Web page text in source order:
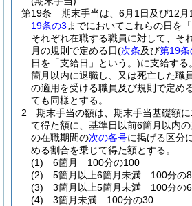
第19条
期末手当は、6月1日及び12月
19条の3 までにおいてこれらの日を
それぞれ在職する職員に対して、そ
月の規則で定める日(次条及び第19条
日を「支給日」という。)に支給する。
箇月以内に退職し、又は死亡した職
の適用を受ける職員及び規則で定め
ても同様とする。
2
期末手当の額は、期末手当基礎額
て得た額に、基準日以前6箇月以内
の在職期間の次の各号に掲げる区分
める割合を乗じて得た額とする。
(1)
6箇月 100分の100
(2)
5箇月以上6箇月未満 100分の
(3)
3箇月以上5箇月未満 100分の
(4)
3箇月未満 100分の30